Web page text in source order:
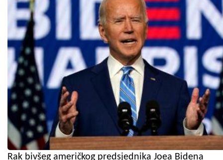
Rak bivšeg američkog predsjednika Joea Bidena